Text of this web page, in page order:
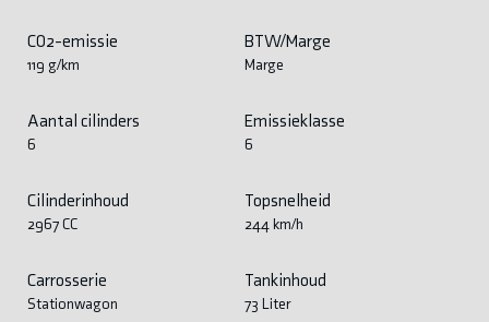
CO2-emissie
119 g/km
BTW/Marge
Marge
Aantal cilinders
6
Emissieklasse
6
Cilinderinhoud
2967 CC
Topsnelheid
244 km/h
Carrosserie
Stationwagon
Tankinhoud
73 Liter